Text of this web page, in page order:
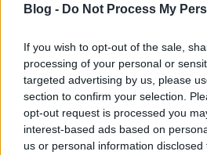
Blog - Do Not Process My
If you wish to opt-out of the sale,
processing of your personal or
targeted advertising by us, please
section to confirm your selection.
opt-out request is processed you
interest-based ads based on
us or personal information